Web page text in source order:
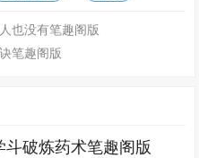
也没有笔趣阁版
笔趣阁版
斗破炼药术笔趣阁版